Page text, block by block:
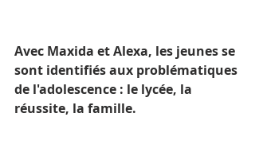
Avec Maxida et Alexa, les jeunes se
sont identifiés aux problématiques
de l'adolescence : le lycée, la
réussite, la famille.